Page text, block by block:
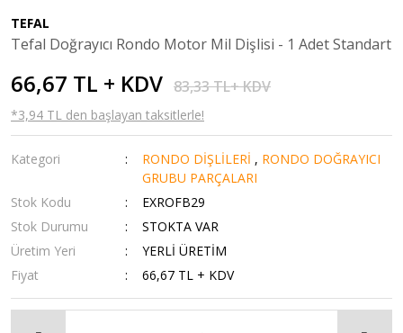
TEFAL
Tefal Doğrayıcı Rondo Motor Mil Dişlisi - 1 Adet Standart
66,67 TL + KDV 83,33 TL+ KDV
*3,94 TL den başlayan taksitlerle!
Kategori RONDO DİŞLİLERİ , RONDO DOĞRAYICI
GRUBU PARÇALARI
Stok Kodu
EXROFB29
Stok Durumu
STOKTA VAR
Üretim Yeri
YERLİ ÜRETİM
Fiyat
66,67 TL + KDV